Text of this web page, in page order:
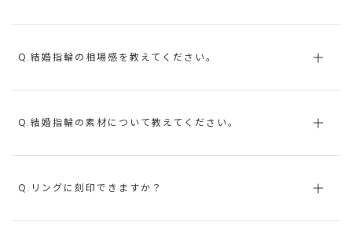
Q.結婚指輪の相場感を教えてください。
Q.結婚指輪の素材について教えてください。
Q.リングに刻印できますか？